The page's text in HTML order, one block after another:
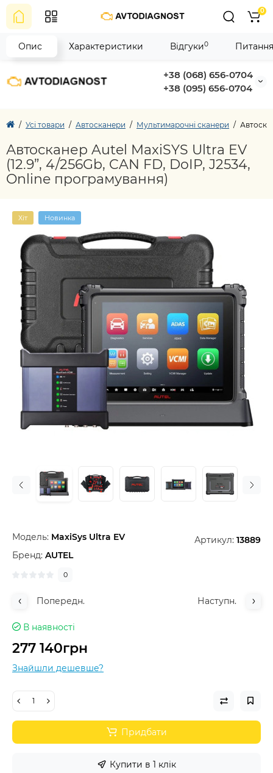
+38 (068) 656-0704
+38 (095) 656-0704
0
Усі товари Автосканери Мультимарочні сканери
Автосканер Autel MaxiSYS Ultra EV
(12.9”, 4/256Gb, CAN FD, DoIP, J2534,
Online програмування)
Хіт Новинка
Модель: MaxiSys Ultra EV Артикул: 13889
Бренд: AUTEL
0
Попередн. Наступн.
В наявності
277 140грн
Знайшли дешевше?
Придбати
Купити в 1 клік
Опис Характеристики Відгуки0